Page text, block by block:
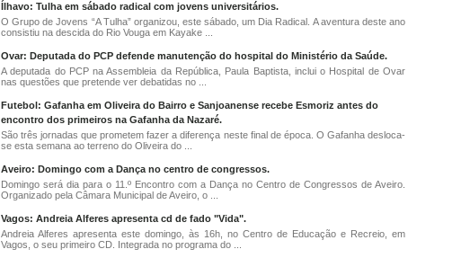
Ílhavo: Tulha em sábado radical com jovens universitários.
O Grupo de Jovens “A Tulha” organizou, este sábado, um Dia Radical. A aventura deste ano
consistiu na descida do Rio Vouga em Kayake ...
Ovar: Deputada do PCP defende manutenção do hospital do Ministério da Saúde.
A deputada do PCP na Assembleia da República, Paula Baptista, inclui o Hospital de Ovar
nas questões que pretende ver debatidas no ...
Futebol: Gafanha em Oliveira do Bairro e Sanjoanense recebe Esmoriz antes do
encontro dos primeiros na Gafanha da Nazaré.
São três jornadas que prometem fazer a diferença neste final de época. O Gafanha desloca-
se esta semana ao terreno do Oliveira do ...
Aveiro: Domingo com a Dança no centro de congressos.
Domingo será dia para o 11.º Encontro com a Dança no Centro de Congressos de Aveiro.
Organizado pela Câmara Municipal de Aveiro, o ...
Vagos: Andreia Alferes apresenta cd de fado "Vida".
Andreia Alferes apresenta este domingo, às 16h, no Centro de Educação e Recreio, em
Vagos, o seu primeiro CD. Integrada no programa do ...